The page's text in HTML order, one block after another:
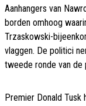
Aanhangers van
borden omhoog
Trzaskowski-
vlaggen. De politici
tweede ronde van de
Premier Donald